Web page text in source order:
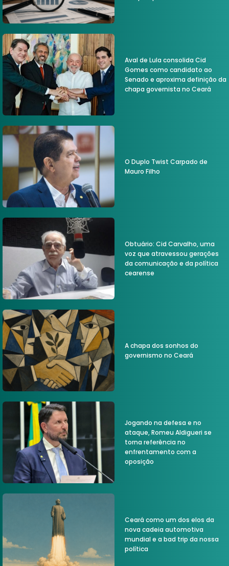
Aval de Lula consolida Cid
Gomes como candidato ao
Senado e aproxima definição da
chapa governista no Ceará
O Duplo Twist Carpado de
Mauro Filho
Obtuário: Cid Carvalho, uma
voz que atravessou gerações
da comunicação e da política
cearense
A chapa dos sonhos do
governismo no Ceará
Jogando na defesa e no
ataque, Romeu Aldigueri se
torna referência no
enfrentamento com a
oposição
Ceará como um dos elos da
nova cadeia automotiva
mundial e a bad trip da nossa
política